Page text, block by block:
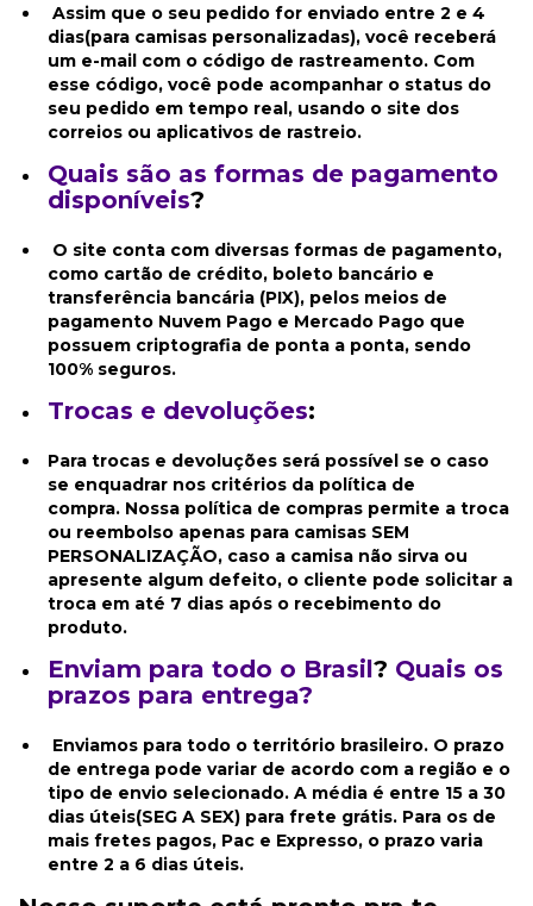
Assim que o seu pedido for enviado entre 2 e 4
dias(para camisas personalizadas), você receberá
um e-mail com o código de rastreamento. Com
esse código, você pode acompanhar o status do
seu pedido em tempo real, usando o site dos
correios ou aplicativos de rastreio.
Quais são as formas de pagamento
disponíveis?
O site conta com diversas formas de pagamento,
como cartão de crédito, boleto bancário e
transferência bancária (PIX), pelos meios de
pagamento Nuvem Pago e Mercado Pago que
possuem criptografia de ponta a ponta, sendo
100% seguros.
Trocas e devoluções:
Para trocas e devoluções será possível se o caso
se enquadrar nos critérios da política de
compra. Nossa política de compras permite a troca
ou reembolso apenas para camisas SEM
PERSONALIZAÇÃO, caso a camisa não sirva ou
apresente algum defeito, o cliente pode solicitar a
troca em até 7 dias após o recebimento do
produto.
Enviam para todo o Brasil? Quais os
prazos para entrega?
Enviamos para todo o território brasileiro. O prazo
de entrega pode variar de acordo com a região e o
tipo de envio selecionado. A média é entre 15 a 30
dias úteis(SEG A SEX) para frete grátis. Para os de
mais fretes pagos, Pac e Expresso, o prazo varia
entre 2 a 6 dias úteis.